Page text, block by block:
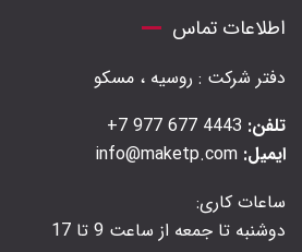
اطلاعات تماس
دفتر شرکت : روسیه ، مسکو
تلفن:
ایمیل:
ساعات کاری:
دوشنبه تا جمعه از ساعت 9 تا 17